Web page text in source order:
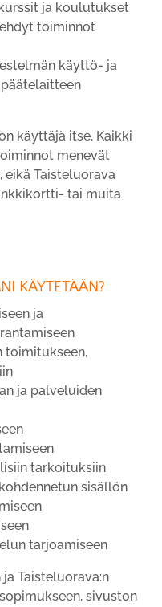
ja koulutukset
toiminnot
käyttö- ja
käyttäjä itse. Kaikki
menevät
eikä Taisteluorava
tai muita
KÄYTETÄÄN?
ja
toimitukseen,
ja palveluiden
tarkoituksiin
sisällön
tarjoamiseen
Taisteluorava:n
sivuston